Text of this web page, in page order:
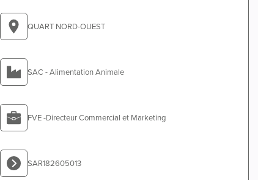
QUART NORD-OUEST
SAC - Alimentation Animale
FVE -Directeur Commercial et Marketing
SAR182605013